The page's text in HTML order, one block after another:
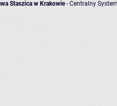
Staszica w Krakowie- Centralny